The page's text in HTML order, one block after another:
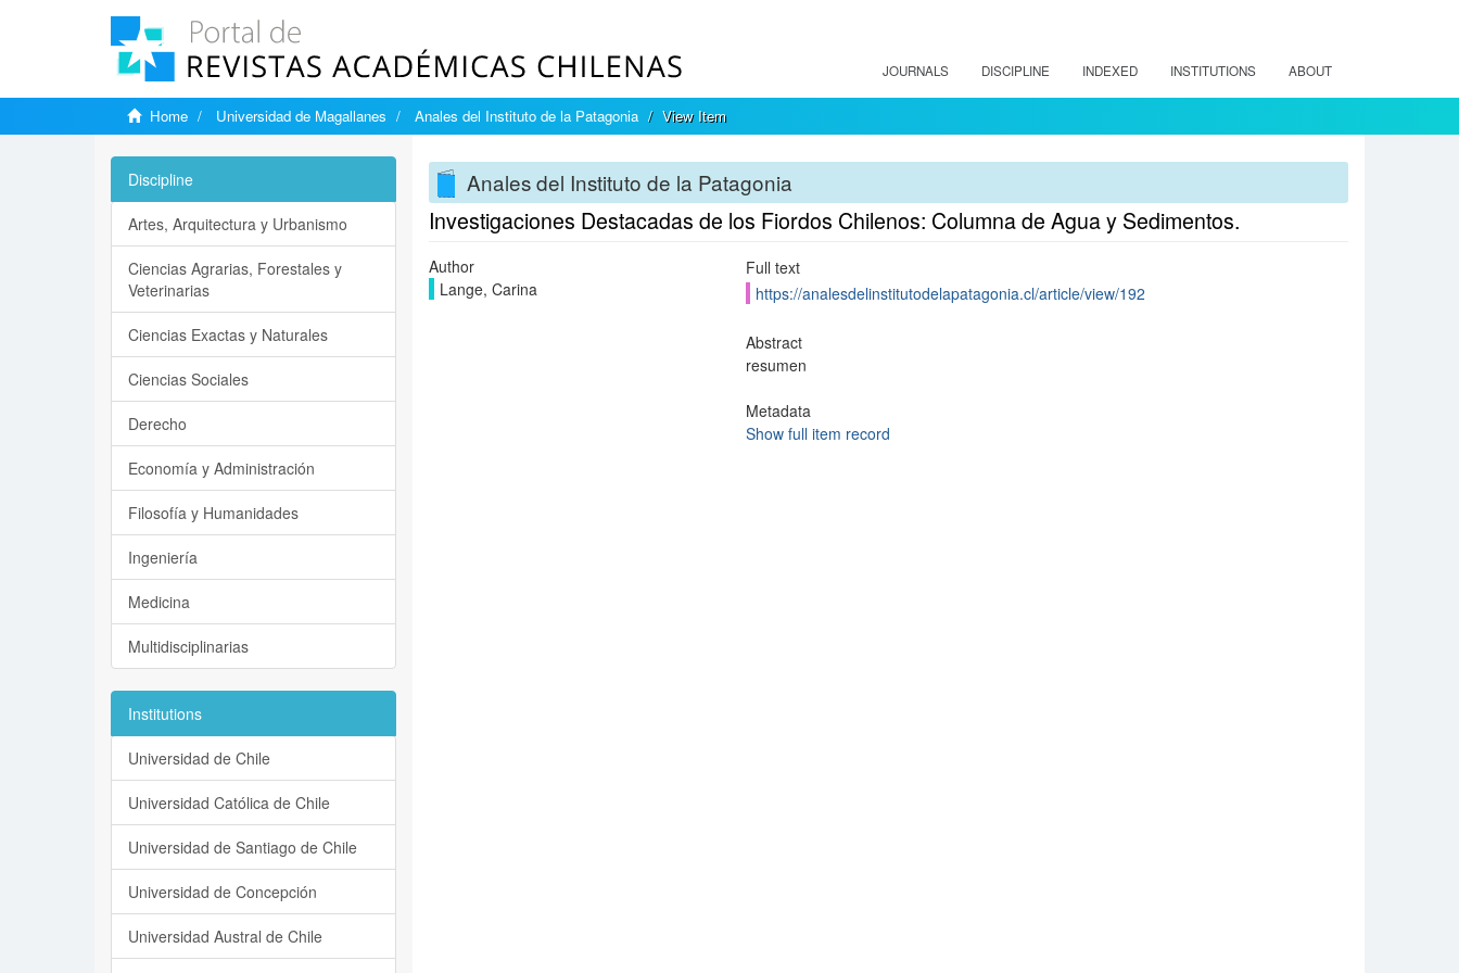
JOURNALS DISCIPLINE INDEXED INSTITUTIONS ABOUT
Home Universidad de Magallanes Anales del Instituto de la Patagonia View Item
Anales del Instituto de la Patagonia
Investigaciones Destacadas de los Fiordos Chilenos: Columna de Agua y Sedimentos.
Author
Lange, Carina
Full text
https://analesdelinstitutodelapatagonia.cl/article/view/192
Abstract
resumen
Metadata
Show full item record
Discipline
Artes, Arquitectura y Urbanismo
Ciencias Agrarias, Forestales y
Veterinarias
Ciencias Exactas y Naturales
Ciencias Sociales
Derecho
Economía y Administración
Filosofía y Humanidades
Ingeniería
Medicina
Multidisciplinarias
Institutions
Universidad de Chile
Universidad Católica de Chile
Universidad de Santiago de Chile
Universidad de Concepción
Universidad Austral de Chile